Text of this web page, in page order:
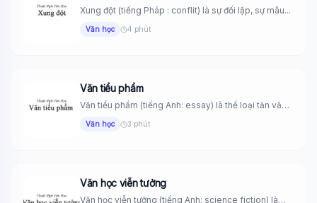
Xung đột (tiếng Pháp : conflit) là sự đối lập, sự mâu...
Văn học 4 phút
Văn tiểu phẩm
Văn tiểu phẩm (tiếng Anh: essay) là thể loại tản văn
Văn học 3 phút
Văn học viễn tưởng
Văn học viễn tưởng (tiếng Anh: science fiction) là